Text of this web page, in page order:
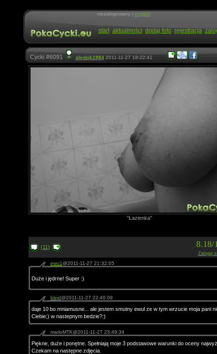
niezalogowany | english
start aktualności dodaj foto rejestracja
Cycki #6091 sledzik19842011-11-27 18:22:41
"Łazienka"
(11)
Zaloguj
ewu1@2011-11-27 21:32:05
Duże i jędrne! Super :)
blejd@2011-11-27 22:40:09
daje 10 bo mniamusne... ale jestem smutny ewul ze w tym wrzucie moja pani
Ciebie;) w nastepnym bedzie?:)
marioMTK@2011-11-27 23:49:34
Piękne, duże i ponętne. Spełniają moje 3 podstawowe warunki do oceny
Czekam na następne zdjęcia.